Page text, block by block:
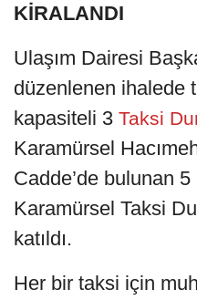
KİRALANDI
Ulaşım Dairesi
düzenlenen ihalede
kapasiteli 3 Taksi
Karamürsel
Cadde’de bulunan 5
Karamürsel Taksi
katıldı.
Her bir taksi için